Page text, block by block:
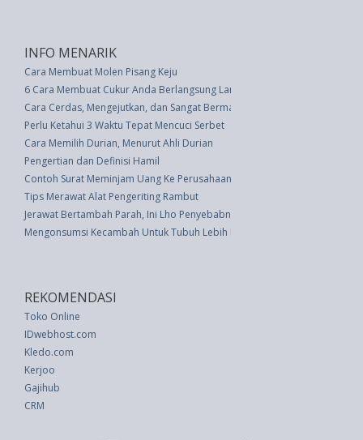
INFO MENARIK
Cara Membuat Molen Pisang Keju
6 Cara Membuat Cukur Anda Berlangsung Lama
Cara Cerdas, Mengejutkan, dan Sangat Bermanfaat Menggunakan Garam
Perlu Ketahui 3 Waktu Tepat Mencuci Serbet
Cara Memilih Durian, Menurut Ahli Durian
Pengertian dan Definisi Hamil
Contoh Surat Meminjam Uang Ke Perusahaan
Tips Merawat Alat Pengeriting Rambut
Jerawat Bertambah Parah, Ini Lho Penyebabnya
Mengonsumsi Kecambah Untuk Tubuh Lebih Berotot
REKOMENDASI
Toko Online
IDwebhost.com
Kledo.com
Kerjoo
Gajihub
CRM